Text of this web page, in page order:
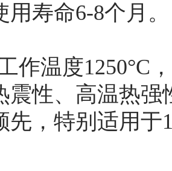
用寿命6-8
作温度1250°C
震性、高温热强
先，特别适用于